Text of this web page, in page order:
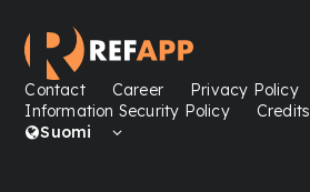
Contact Career
Privacy Policy
Information Security Policy
Credits
Suomi